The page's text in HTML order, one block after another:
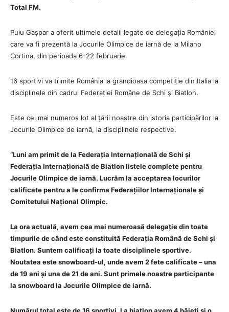
Total FM.
Puiu Gașpar a oferit ultimele detalii legate de delegația României
care va fi prezentă la Jocurile Olimpice de iarnă de la Milano
Cortina, din perioada 6-22 februarie.
16 sportivi va trimite România la grandioasa competiție din Italia la
disciplinele din cadrul Federației Române de Schi și Biatlon.
Este cel mai numeros lot al țării noastre din istoria participărilor la
Jocurile Olimpice de iarnă, la disciplinele respective.
“Luni am primit de la Federația Internațională de Schi și
Federația Internațională de Biatlon listele complete pentru
Jocurile Olimpice de iarnă. Lucrăm la acceptarea locurilor
calificate pentru a le confirma Federațiilor Internaționale și
Comitetului Național Olimpic.
La ora actuală, avem cea mai numeroasă delegație din toate
timpurile de când este constituită Federația Română de Schi și
Biatlon. Suntem calificați la toate disciplinele sportive.
Noutatea este snowboard-ul, unde avem 2 fete calificate – una
de 19 ani și una de 21 de ani. Sunt primele noastre participante
la snowboard la Jocurile Olimpice de iarnă.
Numărul total este de 16 sportivi. La biatlon avem 4 băieți și o